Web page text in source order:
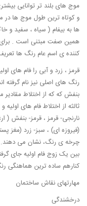
موج های بلند تر توانایی
و کوتاه ترین طول موج ها
ها به بیفام ( سیاه ، سفید و
همین صفت مبتنی است .
کننده ی اسم عام رنگ ها
قرمز ، زرد و آبی را فام های
رنگ های اصلی نیز نام گرفته
بنفش که که از اختلاط
ثالثه از اختلاط فام های
نارنجی- قرمز ، قرمز- بنفش (
(فیروزه ای) ، سبز- زرد (مغز
چرخه ی رنگ، نشان می دهند.
بین یک زوج فام اولیه جای
کنارهم ساده ترین هماهنگی
مهارتهای نقاش ساختمان
درخشندگی